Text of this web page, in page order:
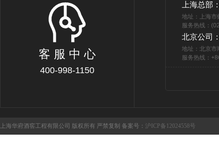
客 服 中 心
400-998-1150
上海总部
地址：上海
服务热线：
北京公司
地址：北京市
服务热线：
上海华府酒窖工程有限公司 版权所有 严禁复制 备案号： 沪ICP备12024558号